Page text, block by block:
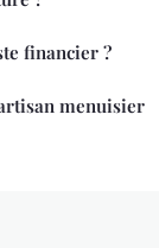
financier ?
menuisier